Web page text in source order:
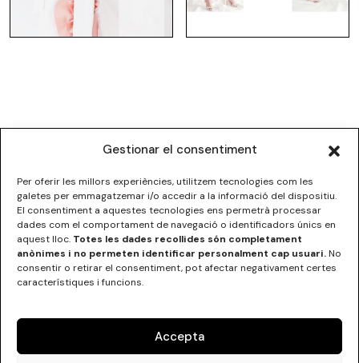
Gestionar el consentiment
Per oferir les millors experiències, utilitzem tecnologies com les
galetes per emmagatzemar i/o accedir a la informació del dispositiu.
El consentiment a aquestes tecnologies ens permetrà processar
dades com el comportament de navegació o identificadors únics en
aquest lloc. Totes les dades recollides són completament
anònimes i no permeten identificar personalment cap usuari.No
consentir o retirar el consentiment, pot afectar negativament certes
característiques i funcions.
Accepta
ESCOLA SUPERIOR DE DISSENY DE LES ILLES BALEARS
C/Institut Balear nº5
07012 Palma, Illes Balears
Tel.+34 971 290000